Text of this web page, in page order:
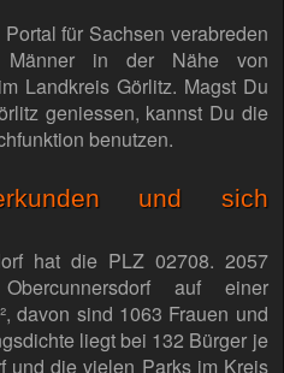
für Sachsen verabreden
in der Nähe von
Landkreis Görlitz. Magst Du
geniessen, kannst Du die
benutzen.
und sich
hat die PLZ 02708. 2057
auf einer
davon sind 1063 Frauen und
liegt bei 132 Bürger je
und die vielen Parks im Kreis